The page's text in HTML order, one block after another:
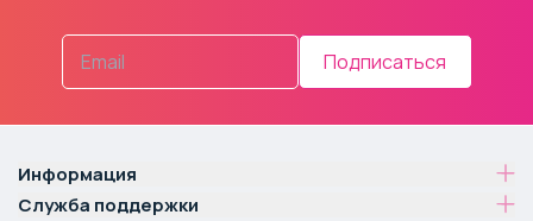
Подписаться
Информация
Служба поддержки